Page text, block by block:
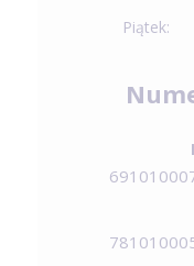
Piątek: